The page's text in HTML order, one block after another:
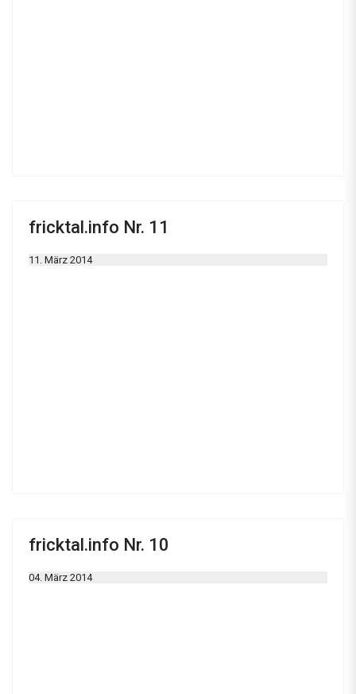
fricktal.info Nr. 11
11. März 2014
fricktal.info Nr. 10
04. März 2014